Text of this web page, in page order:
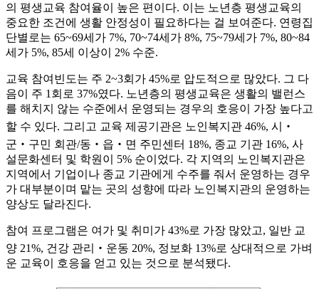
의 평생교육 참여율이 높은 편이다. 이는 노년층 평생교육의
중요한 조건에 생활 안정성이 필요하다는 걸 보여준다. 연령집
단별로는 65~69세가 7%, 70~74세가 8%, 75~79세가 7%, 80~84
세가 5%, 85세 이상이 2% 수준.
교육 참여빈도는 주 2~3회가 45%로 압도적으로 많았다. 그 다
음이 주 1회로 37%였다. 노년층의 평생교육은 생활의 밸런스
를 해치지 않는 수준에서 운영되는 경우의 호응이 가장 높다고
할 수 있다. 그리고 교육 제공기관은 노인복지관 46%, 시‧
군‧구민 회관/동‧읍‧면 주민센터 18%, 종교 기관 16%, 사
설문화센터 및 학원이 5% 순이었다. 각 지역의 노인복지관은
지역에서 기업이나 종교 기관에게 수주를 줘서 운영하는 경우
가 대부분이며 맡는 곳의 성향에 따라 노인복지관의 운영하는
양상도 달라진다.
참여 프로그램은 여가 및 취미가 43%로 가장 많았고, 일반 교
양 21%, 건강 관리‧운동 20%, 정보화 13%로 상대적으로 가벼
운 교육이 호응을 얻고 있는 것으로 분석됐다.